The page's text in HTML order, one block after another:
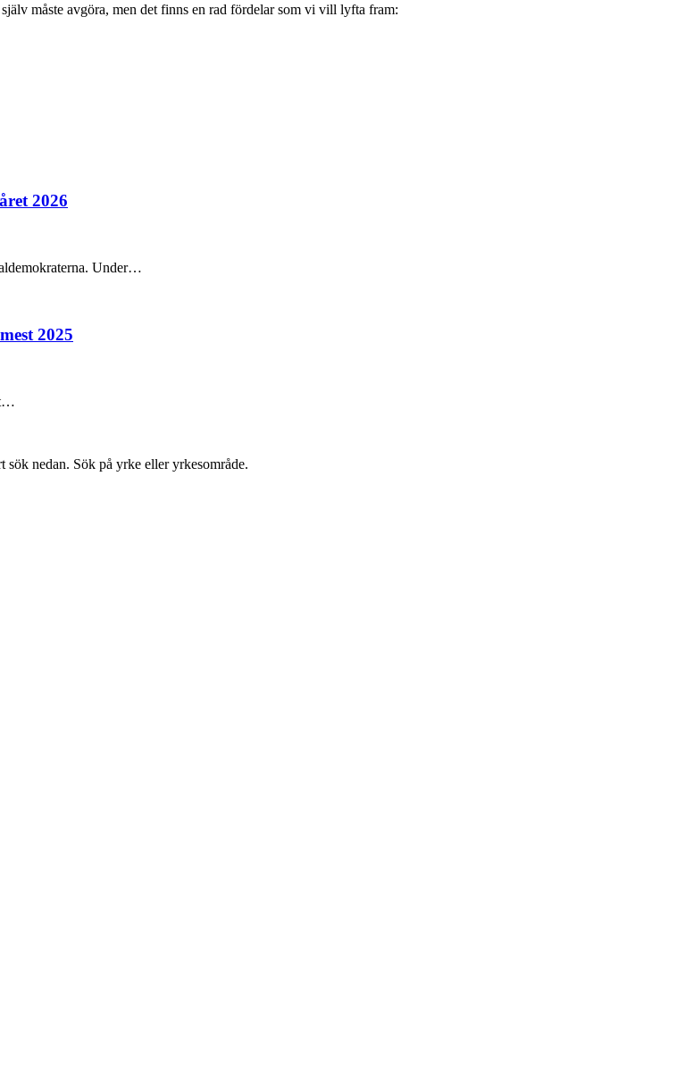
måste avgöra, men det finns en rad fördelar som vi vill lyfta fram:
2026
Under…
2025
sök nedan. Sök på yrke eller yrkesområde.